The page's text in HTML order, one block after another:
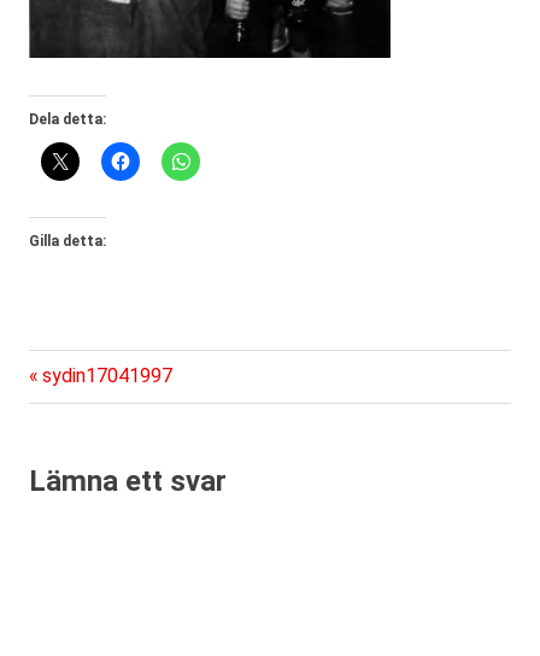
Dela detta:
Gilla detta:
Inläggsnavigering
Föregående
inlägg:
sydin17041997
Lämna ett svar